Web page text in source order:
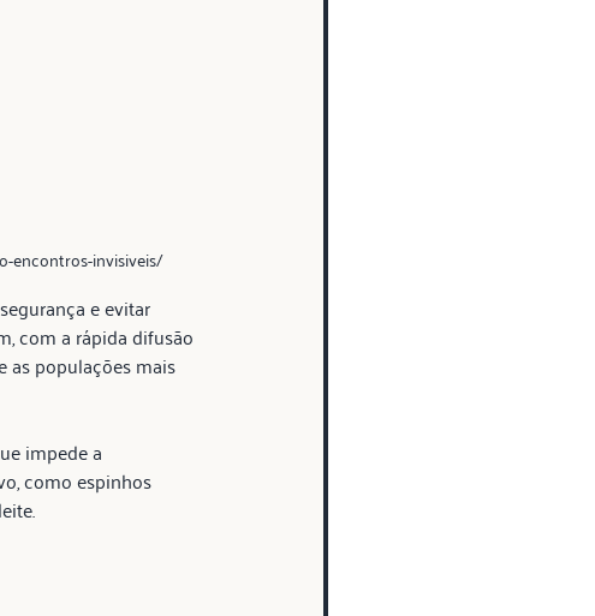
encontros-invisiveis/
e evitar
com a rápida difusão
as populações mais
impede a
como espinhos